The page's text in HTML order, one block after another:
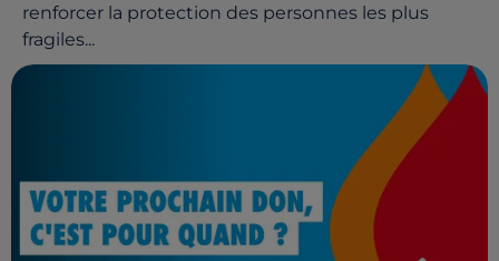
renforcer la protection des personnes les plus
fragiles...